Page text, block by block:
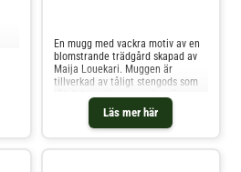
Läs mer här
En mugg med vackra motiv av en
blomstrande trädgård skapad av
Maija Louekari. Muggen är
tillverkad av tåligt stengods som
tål diskmaskin, ugn, mikrovågsugn
och frys. Shoppa Kaffekoppar och
mer Muggar & Koppar hos Royal